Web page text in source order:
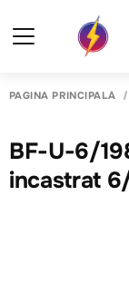
PAGINA PRINCIPALĂ
BF-U-6/
incastrat